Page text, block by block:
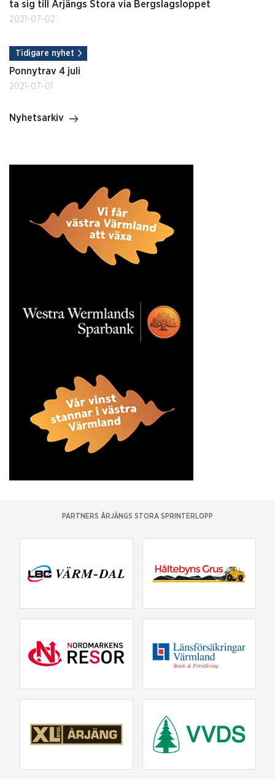
ta sig till Årjängs Stora via Bergslagsloppet
2021-07-02
Tidigare nyhet
Ponnytrav 4 juli
2021-07-01
Nyhetsarkiv
PARTNERS ÅRJÄNGS STORA SPRINTERLOPP